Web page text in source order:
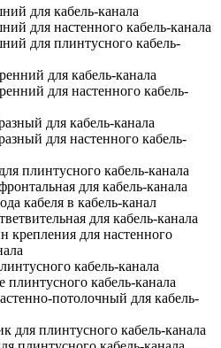
для кабель-канала
для настенного кабель-канала
для плинтусного кабель-
для кабель-канала
для настенного кабель-
для кабель-канала
для настенного кабель-
плинтусного кабель-канала
для кабель-канала
кабеля в кабель-канал
для кабель-канала
крепления для настенного
кабель-канала
плинтусного кабель-канала
потолочный для кабель-
для плинтусного кабель-канала